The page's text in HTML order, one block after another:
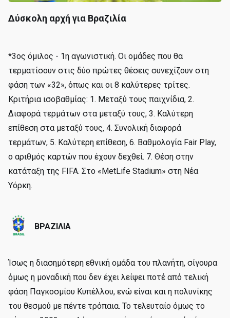
Δύσκολη αρχή για Βραζιλία
*3ος όμιλος - 1η αγωνιστική. Οι ομάδες που θα
τερματίσουν στις δύο πρώτες θέσεις συνεχίζουν στη
φάση των «32», όπως και οι 8 καλύτερες τρίτες.
Κριτήρια ισοβαθμίας: 1. Μεταξύ τους παιχνίδια, 2.
Διαφορά τερμάτων στα μεταξύ τους, 3. Καλύτερη
επίθεση στα μεταξύ τους, 4. Συνολική διαφορά
τερμάτων, 5. Καλύτερη επίθεση, 6. Βαθμολογία Fair Play,
ο αριθμός καρτών που έχουν δεχθεί. 7. Θέση στην
κατάταξη της FIFA. Στο «MetLife Stadium» στη Νέα
Υόρκη.
ΒΡΑΖΙΛΙΑ
Ίσως η διασημότερη εθνική ομάδα του πλανήτη, σίγουρα
όμως η μοναδική που δεν έχει λείψει ποτέ από τελική
φάση Παγκοσμίου Κυπέλλου, ενώ είναι και η πολυνίκης
του θεσμού με πέντε τρόπαια. Το τελευταίο όμως το